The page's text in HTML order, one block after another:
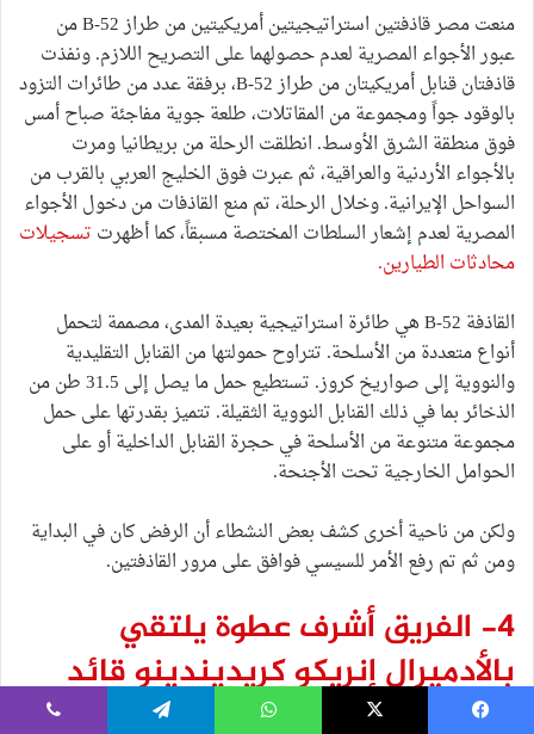
منعت مصر قاذفتين استراتيجيتين أمريكيتين من طراز B-52 من
عبور الأجواء المصرية لعدم حصولهما على التصريح اللازم. ونفذت
قاذفتان قنابل أمريكيتان من طراز B-52، برفقة عدد من طائرات التزود
بالوقود جواً ومجموعة من المقاتلات، طلعة جوية مفاجئة صباح أمس
فوق منطقة الشرق الأوسط. انطلقت الرحلة من بريطانيا ومرت
بالأجواء الأردنية والعراقية، ثم عبرت فوق الخليج العربي بالقرب من
السواحل الإيرانية. وخلال الرحلة، تم منع القاذفات من دخول الأجواء
المصرية لعدم إشعار السلطات المختصة مسبقاً، كما أظهرت تسجيلات
محادثات الطيارين.
القاذفة B-52 هي طائرة استراتيجية بعيدة المدى، مصممة لتحمل
أنواع متعددة من الأسلحة. تتراوح حمولتها من القنابل التقليدية
والنووية إلى صواريخ كروز. تستطيع حمل ما يصل إلى 31.5 طن من
الذخائر بما في ذلك القنابل النووية الثقيلة. تتميز بقدرتها على حمل
مجموعة متنوعة من الأسلحة في حجرة القنابل الداخلية أو على
الحوامل الخارجية تحت الأجنحة.
ولكن من ناحية أخرى كشف بعض النشطاء أن الرفض كان في البداية
ومن ثم تم رفع الأمر للسيسي فوافق على مرور القاذفتين.
4- الفريق أشرف عطوة يلتقي
بالأدميرال إنريكو كريديندينو قائد
القوات البحرية الإيطالية: